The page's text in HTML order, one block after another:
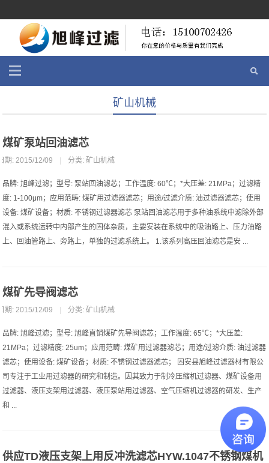
矿山机械
煤矿泵站回油滤芯
期: 2015/12/09 分类:矿山机械
品牌: 旭峰过滤；型号: 泵站回油滤芯；工作温度: 60℃；*大压差: 21MPa；过滤精
度: 1-100μm；应用范畴: 煤矿用过滤器滤芯；用途/过滤介质: 油过滤器滤芯；使用
设备: 煤矿设备；材质: 不锈钢过滤器滤芯 泵站回油滤芯用于多种油系统中滤除外部
混入或系统运转中内部产生的固体杂质，主要安装在系统中的吸油路上、压力油路
上、回油管路上、旁路上，单独的过滤系统上。 1.该系列高压回油滤芯是安 ...
煤矿先导阀滤芯
期: 2015/12/09 分类:矿山机械
品牌: 旭峰过滤；型号: 旭峰直销煤矿先导阀滤芯；工作温度: 65℃；*大压差:
21MPa；过滤精度: 25um；应用范畴: 煤矿用过滤器滤芯；用途/过滤介质: 油过滤器
滤芯；使用设备: 煤矿设备；材质: 不锈钢过滤器滤芯； 固安县旭峰过滤器材有限公
司专注于工业用过滤器的研究和制造。因其致力于制冷压缩机过滤器、煤矿设备用
过滤器、液压支架用过滤器、液压泵站用过滤器、空气压缩机过滤器的研发、生产
和 ...
供应TD液压支架上用反冲洗滤芯HYW.1047不锈钢煤机